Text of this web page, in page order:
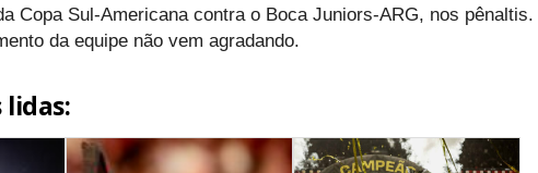
Copa Sul-Americana contra o Boca Juniors-ARG, nos pênaltis.
da equipe não vem agradando.